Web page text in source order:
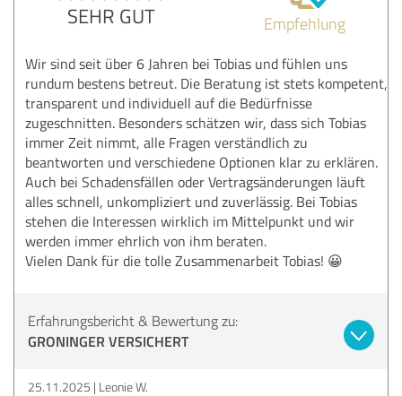
SEHR GUT Empfehlung
Wir sind seit über 6 Jahren bei Tobias und fühlen uns
rundum bestens betreut. Die Beratung ist stets kompetent,
transparent und individuell auf die Bedürfnisse
zugeschnitten. Besonders schätzen wir, dass sich Tobias
immer Zeit nimmt, alle Fragen verständlich zu
beantworten und verschiedene Optionen klar zu erklären.
Auch bei Schadensfällen oder Vertragsänderungen läuft
alles schnell, unkompliziert und zuverlässig. Bei Tobias
stehen die Interessen wirklich im Mittelpunkt und wir
werden immer ehrlich von ihm beraten.
Vielen Dank für die tolle Zusammenarbeit Tobias! 😀
Erfahrungsbericht & Bewertung zu:
GRONINGER VERSICHERT
25.11.2025 Leonie W.